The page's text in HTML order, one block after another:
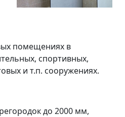
помещениях в
спортивных,
и т.п. сооружениях.
до 2000 мм,